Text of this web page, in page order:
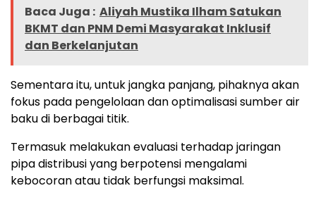
Baca Juga : Aliyah Mustika Ilham Satukan
BKMT dan PNM Demi Masyarakat Inklusif
dan Berkelanjutan
Sementara itu, untuk jangka panjang, pihaknya akan
fokus pada pengelolaan dan optimalisasi sumber air
baku di berbagai titik.
Termasuk melakukan evaluasi terhadap jaringan
pipa distribusi yang berpotensi mengalami
kebocoran atau tidak berfungsi maksimal.